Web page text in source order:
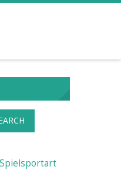
Spielsportart